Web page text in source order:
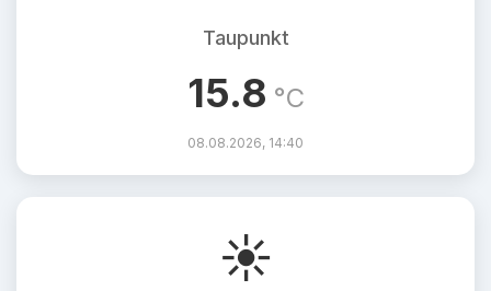
Taupunkt
15.8 °C
08.08.2026, 14:40
☀️